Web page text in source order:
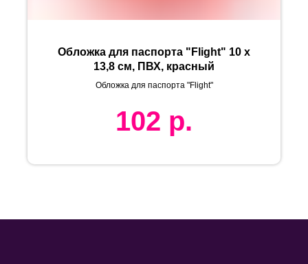
Обложка для паспорта "Flight" 10 x
13,8 см, ПВХ, красный
Обложка для паспорта "Flight"
102 р.